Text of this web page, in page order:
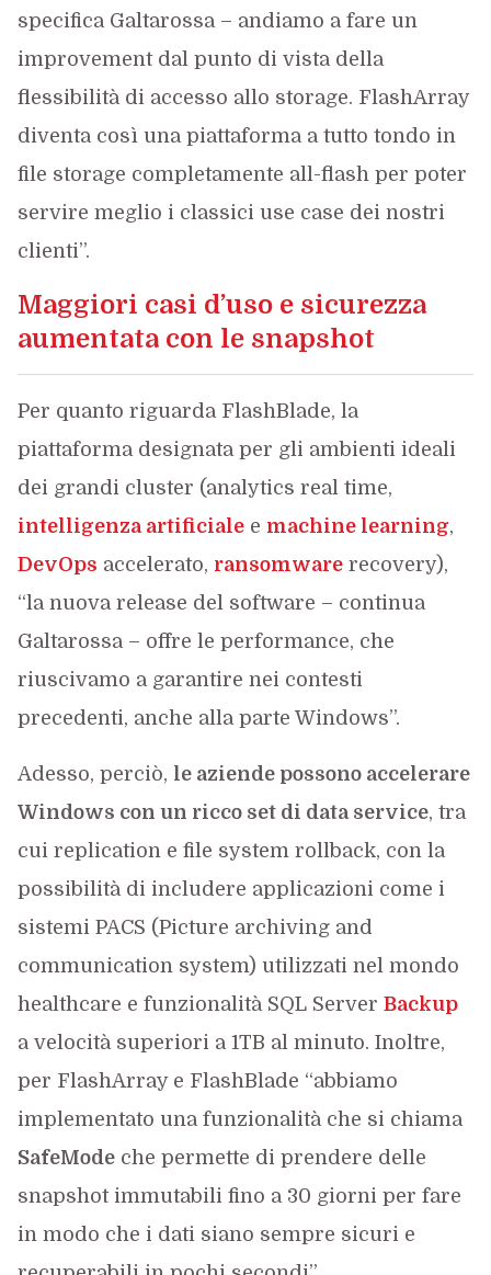
specifica Galtarossa – andiamo a fare un
improvement dal punto di vista della
flessibilità di accesso allo storage. FlashArray
diventa così una piattaforma a tutto tondo in
file storage completamente all-flash per poter
servire meglio i classici use case dei nostri
clienti”.
Maggiori casi d’uso e sicurezza
aumentata con le snapshot
Per quanto riguarda FlashBlade, la
piattaforma designata per gli ambienti ideali
dei grandi cluster (analytics real time,
intelligenza artificialee machine learning,
DevOps accelerato, ransomwarerecovery),
“la nuova release del software – continua
Galtarossa – offre le performance, che
riuscivamo a garantire nei contesti
precedenti, anche alla parte Windows”.
Adesso, perciò, le aziende possono accelerare
Windows con un ricco set di data service, tra
cui replication e file system rollback, con la
possibilità di includere applicazioni come i
sistemi PACS (Picture archiving and
communication system) utilizzati nel mondo
healthcare e funzionalità SQL Server Backup
a velocità superiori a 1TB al minuto. Inoltre,
per FlashArray e FlashBlade “abbiamo
implementato una funzionalità che si chiama
SafeModeche permette di prendere delle
snapshot immutabili fino a 30 giorni per fare
in modo che i dati siano sempre sicuri e